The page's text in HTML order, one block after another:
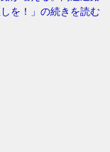
を！」の続きを読む